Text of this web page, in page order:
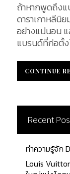
ถ้าหากพูดถึงแ
ดาราเกาหลีนิ
อย่างแน่นอน
แบรนด์ที่ก่อตั้ง
แล้ว ด้วยเฉด
ใคร และลวดลา
แบรนด์กลาย
ทั้งเอเชียละยุโรป! The History of MCM ประ
นั้นเริ่มจากแ
MCM ก่อตั้งเ
ตั้งแบรนด์คือ ไ
เกิดเมื่อวันที่
ประเทศเยอร
CONTINUE
CONTINUE
Recent
ทำความรู้จัก
Louis